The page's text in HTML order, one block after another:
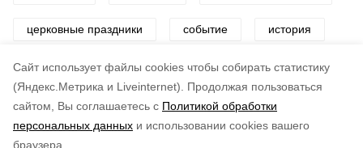
Cайт использует файлы cookies чтобы собирать статистику
(Яндекс.Метрика и Liveinternet).
Продолжая пользоваться
сайтом, Вы соглашаетесь с Политикой обработки
персональных данных и использовании cookies вашего
браузера.
церковные праздники событие история
дата
по оценке